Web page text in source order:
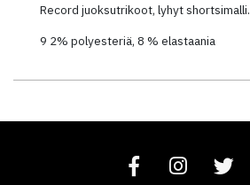
Record juoksutrikoot, lyhyt shortsimalli.
9 2% polyesteriä, 8 % elastaania